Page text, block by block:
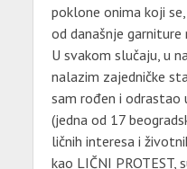
poklone onima koji
od današnje garniture
U svakom slučaju, u
nalazim zajedničke
sam rođen i odrastao
(jedna od 17
ličnih interesa i
kao LIČNI PROTEST,